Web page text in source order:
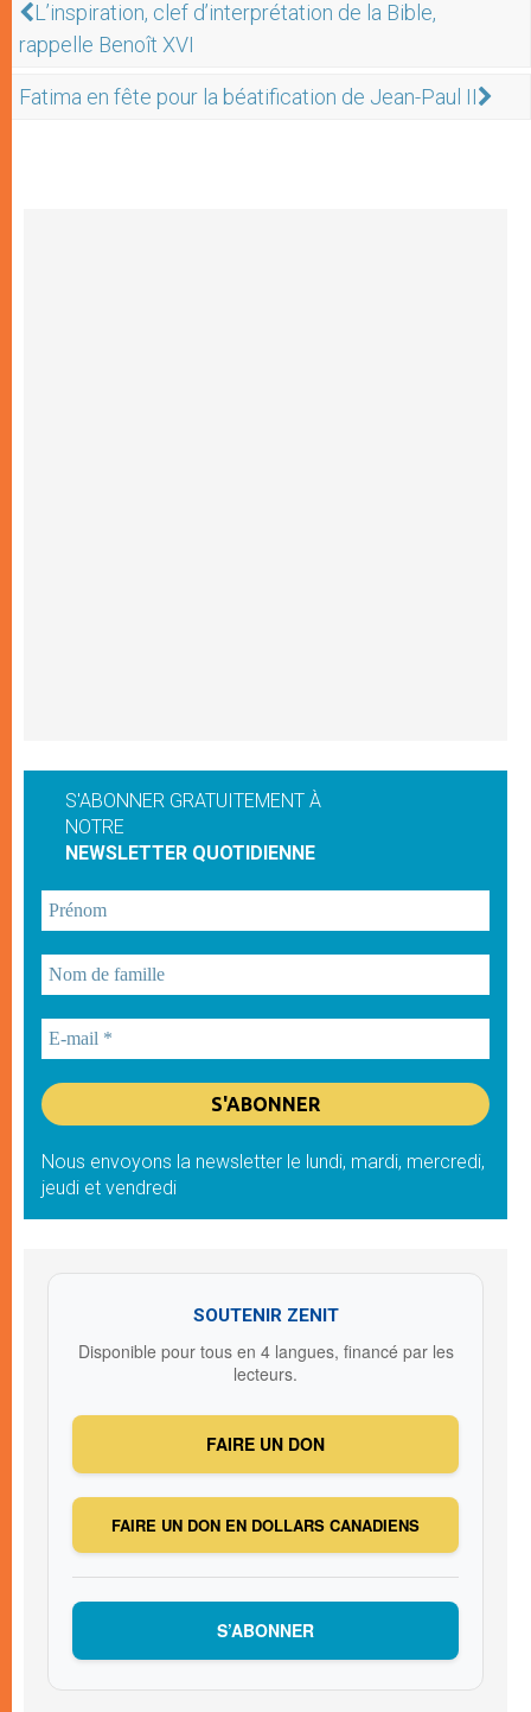
L’inspiration, clef d’interprétation de la Bible,
rappelle Benoît XVI
Fatima en fête pour la béatification de Jean-Paul II
S'ABONNER GRATUITEMENT À
NOTRE
NEWSLETTER QUOTIDIENNE
Nous envoyons la newsletter le lundi, mardi, mercredi,
jeudi et vendredi
SOUTENIR ZENIT
Disponible pour tous en 4 langues, financé par les
lecteurs.
FAIRE UN DON
FAIRE UN DON EN DOLLARS CANADIENS
S’ABONNER